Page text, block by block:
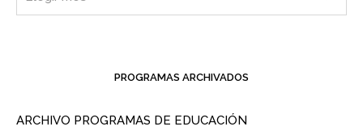
PROGRAMAS ARCHIVADOS
ARCHIVO PROGRAMAS DE EDUCACIÓN